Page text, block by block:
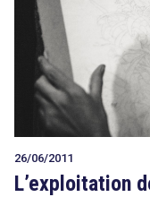
26/06/2011
L’exploitation